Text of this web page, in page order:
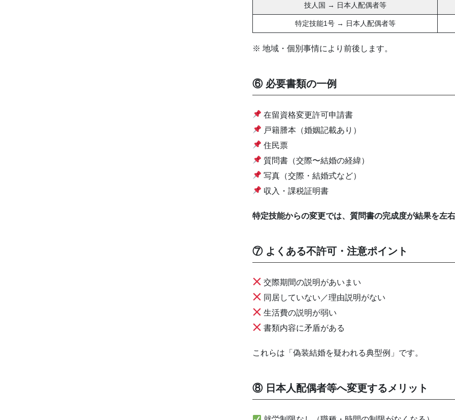
技人国 → 日本人配偶者等
特定技能1号 → 日本人配偶者等
※ 地域・個別事情により前後します。
⑥ 必要書類の一例
在留資格変更許可申請書
戸籍謄本（婚姻記載あり）
住民票
質問書（交際〜結婚の経緯）
写真（交際・結婚式など）
収入・課税証明書
特定技能からの変更では、質問書の完成度が結果を左右
⑦ よくある不許可・注意ポイント
交際期間の説明があいまい
同居していない／理由説明がない
生活費の説明が弱い
書類内容に矛盾がある
これらは「偽装結婚を疑われる典型例」です。
⑧ 日本人配偶者等へ変更するメリット